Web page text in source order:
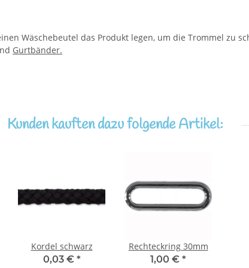
Wäschebeutel das Produkt legen, um die Trommel zu
Gurtbänder.
Kunden kauften dazu folgende Artikel:
Kordel schwarz
0,03 € *
Rechteckring 30mm
1,00 € *